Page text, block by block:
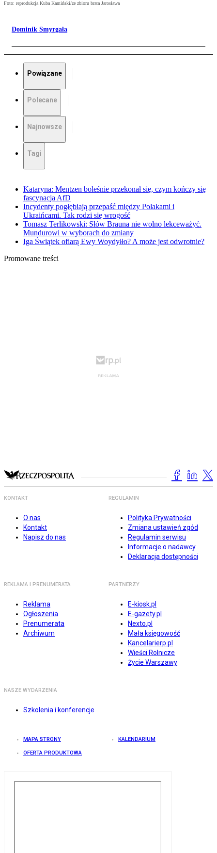
Foto: reprodukcja Kuba Kamiński/ze zbioru brata Jarosława
Dominik Smyrgała
Powiązane
Polecane
Najnowsze
Tagi
Kataryna: Mentzen boleśnie przekonał się, czym kończy się
fascynacja AfD
Incydenty pogłębiają przepaść między Polakami i
Ukraińcami. Tak rodzi się wrogość
Tomasz Terlikowski: Słów Brauna nie wolno lekceważyć.
Mundurowi w wyborach do zmiany
Iga Świątek ofiarą Ewy Woydyłło? A może jest odwrotnie?
Promowane treści
KONTAKT
O nas
Kontakt
Napisz do nas
REGULAMIN
Polityka Prywatności
Zmiana ustawień zgód
Regulamin serwisu
Informacje o nadawcy
Deklaracja dostępności
REKLAMA I PRENUMERATA
Reklama
Ogłoszenia
Prenumerata
Archiwum
PARTNERZY
E-kiosk.pl
E-gazety.pl
Nexto.pl
Mała księgowość
Kancelarierp.pl
Wieści Rolnicze
Życie Warszawy
NASZE WYDARZENIA
Szkolenia i konferencje
MAPA STRONY KALENDARIUM
OFERTA PRODUKTOWA